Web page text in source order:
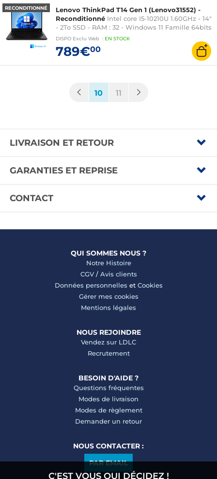
RECONDITIONNÉ
Lenovo ThinkPad T14 Gen 1 (Lenovo31552) -
Reconditionné Intel core I5-10210U 1.60GHz - 14"
- 2To SSD - RAM : 32 - Windows 11 Famille 64bits
- Intel UHD Graphics
DISPO Exclu Web : EN STOCK
789€00
10(current)
11
LIVRAISON ET RETOUR
GARANTIES ET REPRISE
CONTACT
QUI SOMMES NOUS ?
Notre Histoire
CGV/ Avis clients
Données personnelles et Cookies
Gérer mes cookies
Mentions légales
NOUS REJOINDRE
Vendez sur LDLC
Recrutement
BESOIN D'AIDE ?
Questions fréquentes
Modes de livraison
Modes de règlement
Demander un retour
NOUS CONTACTER :
PAR EMAIL
C'EST VOUS QUI DÉCIDEZ !